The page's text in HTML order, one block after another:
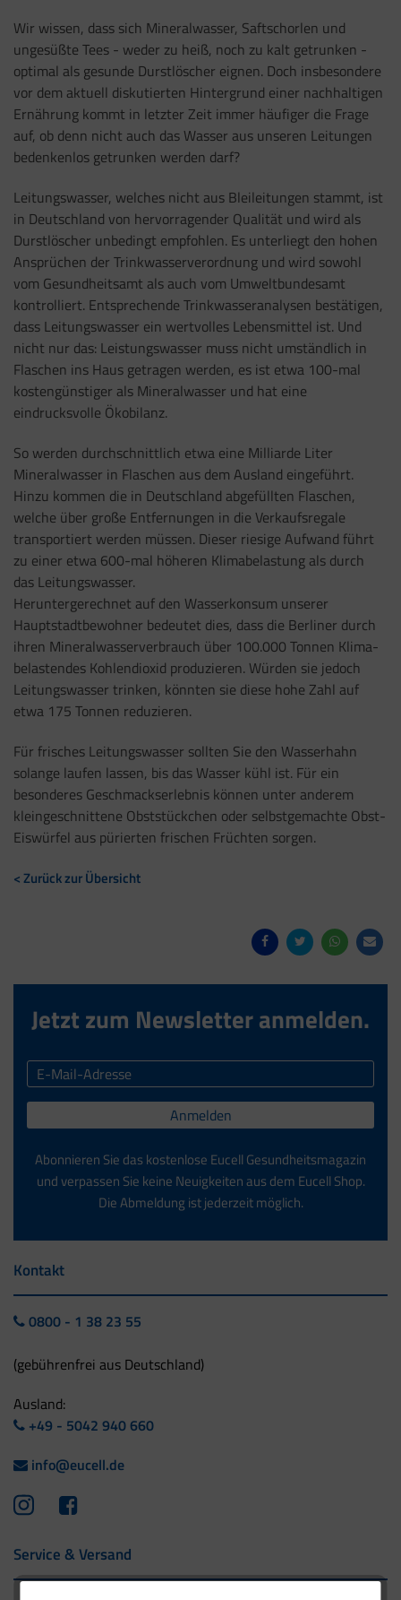
Wir wissen, dass sich Mineralwasser, Saftschorlen und
ungesüßte Tees - weder zu heiß, noch zu kalt getrunken -
optimal als gesunde Durstlöscher eignen. Doch insbesondere
vor dem aktuell diskutierten Hintergrund einer nachhaltigen
Ernährung kommt in letzter Zeit immer häufiger die Frage
auf, ob denn nicht auch das Wasser aus unseren Leitungen
bedenkenlos getrunken werden darf?
Leitungswasser, welches nicht aus Bleileitungen stammt, ist
in Deutschland von hervorragender Qualität und wird als
Durstlöscher unbedingt empfohlen. Es unterliegt den hohen
Ansprüchen der Trinkwasserverordnung und wird sowohl
vom Gesundheitsamt als auch vom Umweltbundesamt
kontrolliert. Entsprechende Trinkwasseranalysen bestätigen,
dass Leitungswasser ein wertvolles Lebensmittel ist. Und
nicht nur das: Leistungswasser muss nicht umständlich in
Flaschen ins Haus getragen werden, es ist etwa 100-mal
kostengünstiger als Mineralwasser und hat eine
eindrucksvolle Ökobilanz.
So werden durchschnittlich etwa eine Milliarde Liter
Mineralwasser in Flaschen aus dem Ausland eingeführt.
Hinzu kommen die in Deutschland abgefüllten Flaschen,
welche über große Entfernungen in die Verkaufsregale
transportiert werden müssen. Dieser riesige Aufwand führt
zu einer etwa 600-mal höheren Klimabelastung als durch
das Leitungswasser.
Heruntergerechnet auf den Wasserkonsum unserer
Hauptstadtbewohner bedeutet dies, dass die Berliner durch
ihren Mineralwasserverbrauch über 100.000 Tonnen Klima-
belastendes Kohlendioxid produzieren. Würden sie jedoch
Leitungswasser trinken, könnten sie diese hohe Zahl auf
etwa 175 Tonnen reduzieren.
Für frisches Leitungswasser sollten Sie den Wasserhahn
solange laufen lassen, bis das Wasser kühl ist. Für ein
besonderes Geschmackserlebnis können unter anderem
kleingeschnittene Obststückchen oder selbstgemachte Obst-
Eiswürfel aus pürierten frischen Früchten sorgen.
< Zurück zur Übersicht
Jetzt zum Newsletter anmelden.
Anmelden
Abonnieren Sie das kostenlose Eucell Gesundheitsmagazin
und verpassen Sie keine Neuigkeiten aus dem Eucell Shop.
Die Abmeldung ist jederzeit möglich.
Kontakt
0800 - 1 38 23 55
(gebührenfrei aus Deutschland)
Ausland:
+49 - 5042 940 660
info@eucell.de
Service & Versand